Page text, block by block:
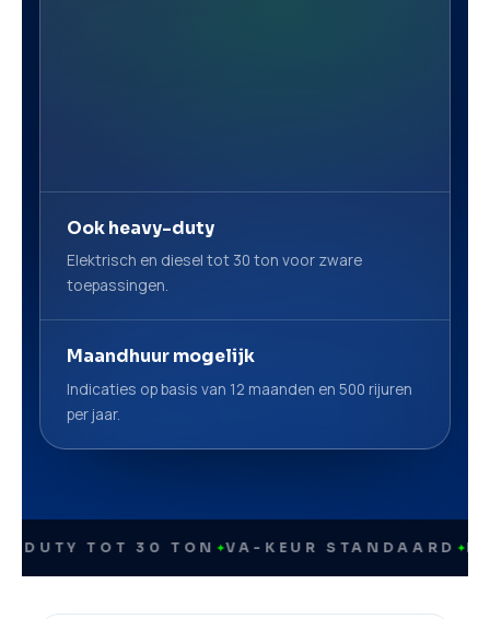
Ook heavy-duty
Elektrisch en diesel tot 30 ton voor zware
toepassingen.
Maandhuur mogelijk
Indicaties op basis van 12 maanden en 500 rijuren
per jaar.
TOT 30 TON✦ VA-KEUR STANDAARD✦